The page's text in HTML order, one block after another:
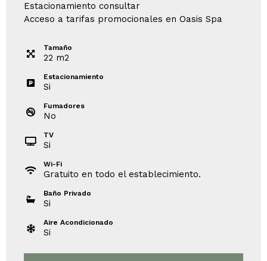
Estacionamiento consultar
Acceso a tarifas promocionales en Oasis Spa
Tamaño
22 m2
Estacionamiento
Si
Fumadores
No
TV
Si
Wi-Fi
Gratuito en todo el establecimiento.
Baño Privado
Si
Aire Acondicionado
Si